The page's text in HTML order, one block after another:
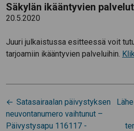
Säkylän ikääntyvien
20.5.2020
Juuri julkaistussa esitteessä voit
tarjoamiin ikääntyvien palveluihin.
Artikkelien
selaus
Satasairaalan päivystyksen
neuvontanumero vaihtunut –
Päivystysapu 116117 -